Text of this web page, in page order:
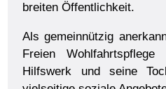
breiten Öffentlichkeit.
Als gemeinnützig
Freien
Hilfswerk und seine